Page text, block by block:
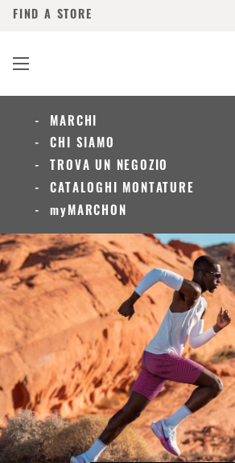
FIND A STORE
MARCHI
CHI SIAMO
TROVA UN NEGOZIO
CATALOGHI MONTATURE
myMARCHON